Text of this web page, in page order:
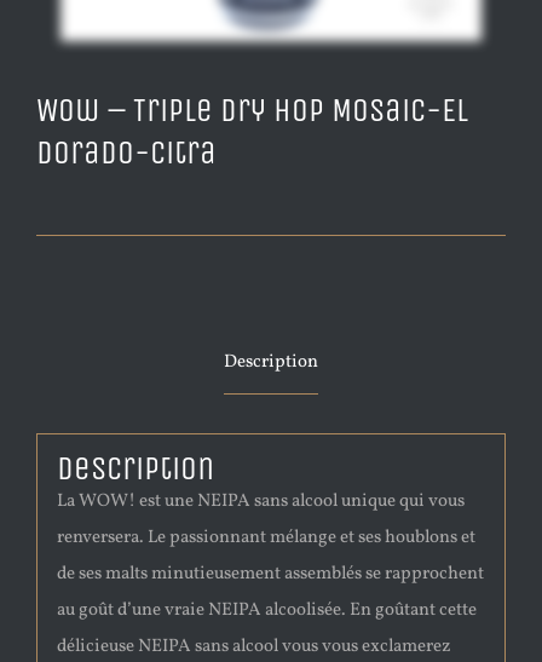
Wow – Triple Dry Hop Mosaic-El
Dorado-Citra
Description
Description
La WOW! est une NEIPA sans alcool unique qui vous
renversera. Le passionnant mélange et ses houblons et
de ses malts minutieusement assemblés se rapprochent
au goût d’une vraie NEIPA alcoolisée. En goûtant cette
délicieuse NEIPA sans alcool vous vous exclamerez